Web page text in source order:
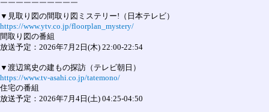
￣￣￣￣￣￣￣￣￣￣
https://www.ytv.co.jp/floorplan_mystery/
間取り図の番組
放送予定：2026年7月2日(木) 22:00-22:54
https://www.tv-asahi.co.jp/tatemono/
住宅の番組
放送予定：2026年7月4日(土) 04:25-04:50